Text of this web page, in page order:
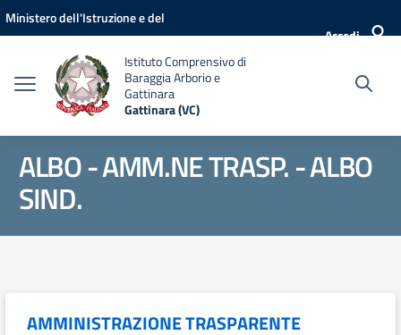
Vai ai contenuti
Vai al menu di navigazione
Vai al footer
Ministero dell'Istruzione e del
Accedi
Istituto Comprensivo di
Baraggia Arborio e
Gattinara
Gattinara (VC)
ALBO - AMM.NE TRASP. - ALBO
SIND.
AMMINISTRAZIONE TRASPARENTE